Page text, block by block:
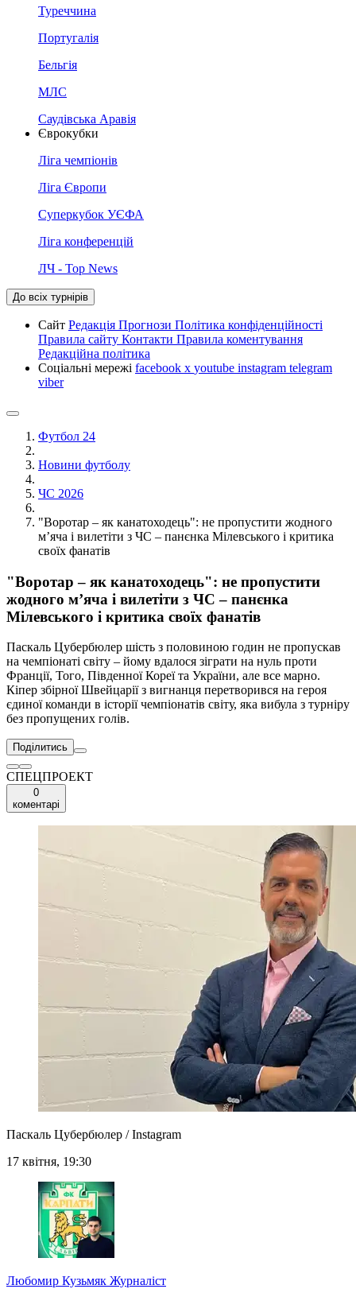
Туреччина
Португалія
Бельгія
МЛС
Саудівська Аравія
Єврокубки
Ліга чемпіонів
Ліга Європи
Суперкубок УЄФА
Ліга конференцій
ЛЧ - Top News
До всіх турнірів
Сайт Редакція Прогнози Політика конфіденційності
Правила сайту Контакти Правила коментування
Редакційна політика
Соціальні мережі facebook x youtube instagram telegram
viber
Футбол 24
Новини футболу
ЧС 2026
"Воротар – як канатоходець": не пропустити жодного
м’яча і вилетіти з ЧС – панєнка Мілевського і критика
своїх фанатів
"Воротар – як канатоходець": не пропустити
жодного м’яча і вилетіти з ЧС – панєнка
Мілевського і критика своїх фанатів
Паскаль Цубербюлер шість з половиною годин не пропускав
на чемпіонаті світу – йому вдалося зіграти на нуль проти
Франції, Того, Південної Кореї та України, але все марно.
Кіпер збірної Швейцарії з вигнанця перетворився на героя
єдиної команди в історії чемпіонатів світу, яка вибула з турніру
без пропущених голів.
Поділитись
СПЕЦПРОЕКТ
0
коментарі
Паскаль Цубербюлер / Instagram
17 квітня, 19:30
Любомир Кузьмяк Журналіст